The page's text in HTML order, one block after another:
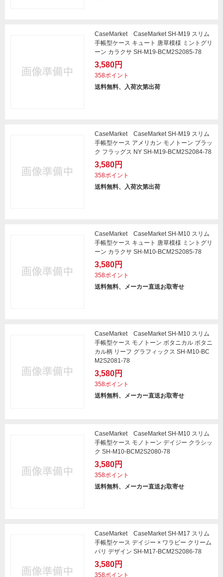
CaseMarket CaseMarket SH-M19 スリム
手帳型ケース キュート 唐草模様 ミントグリ
ーン カラクサ SH-M19-BCM2S2085-78
3,580円
358ポイント
送料無料、入荷次第出荷
CaseMarket CaseMarket SH-M19 スリム
手帳型ケース アメリカン モノトーン ブラッ
ク フラッグス NY SH-M19-BCM2S2084-78
3,580円
358ポイント
送料無料、入荷次第出荷
CaseMarket CaseMarket SH-M10 スリム
手帳型ケース キュート 唐草模様 ミントグリ
ーン カラクサ SH-M10-BCM2S2085-78
3,580円
358ポイント
送料無料、メーカー直送お取寄せ
CaseMarket CaseMarket SH-M10 スリム
手帳型ケース モノトーン ボタニカル ボタニ
カル柄 リーフ グラフィックス SH-M10-BC
M2S2081-78
3,580円
358ポイント
送料無料、メーカー直送お取寄せ
CaseMarket CaseMarket SH-M10 スリム
手帳型ケース モノトーン デイジー クラシッ
ク SH-M10-BCM2S2080-78
3,580円
358ポイント
送料無料、メーカー直送お取寄せ
CaseMarket CaseMarket SH-M17 スリム
手帳型ケース デイジー × ワラビー クリーム
パリ デザイン SH-M17-BCM2S2086-78
3,580円
358ポイント